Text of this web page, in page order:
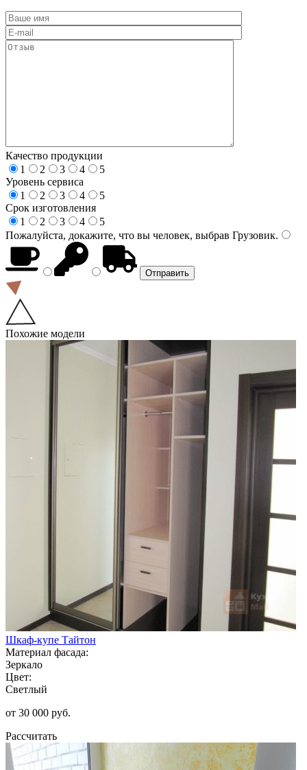
Качество продукции
1
2 3 4
5
Уровень сервиса
1
2 3 4
5
Срок изготовления
1
2 3 4
5
Пожалуйста, докажите, что вы человек, выбрав Грузовик.
Похожие модели
Шкаф-купе Тайтон
Материал фасада:
Зеркало
Цвет:
Светлый
от 30 000 руб.
Рассчитать